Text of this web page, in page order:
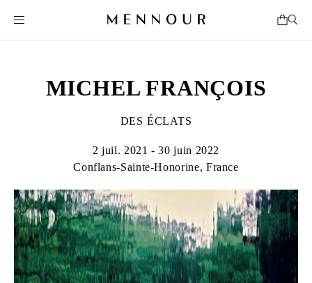
MICHEL FRANÇOIS
DES ÉCLATS
2 juil. 2021 - 30 juin 2022
Conflans-Sainte-Honorine, France